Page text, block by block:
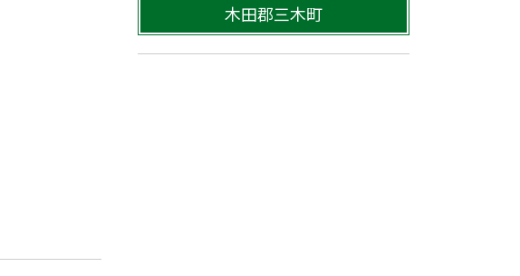
木田郡三木町